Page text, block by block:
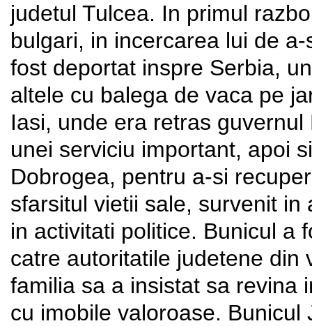
judetul Tulcea. In primul
bulgari, in incercarea lui de
fost deportat inspre Serbia,
altele cu balega de vaca pe
Iasi, unde era retras
unei serviciu important, apoi
Dobrogea, pentru a-si
sfarsitul vietii sale, survenit
in activitati politice. Bunicul a
catre autoritatile judetene din
familia sa a insistat sa revina
cu imobile valoroase.